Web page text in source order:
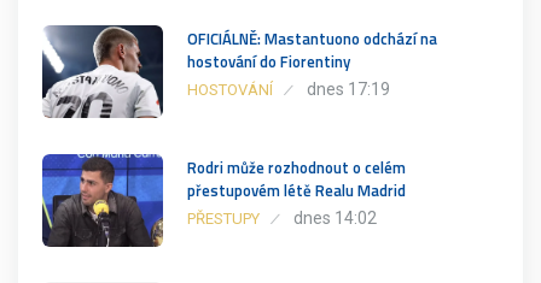
OFICIÁLNĚ: Mastantuono odchází na
hostování do Fiorentiny
HOSTOVÁNÍ dnes 17:19
Rodri může rozhodnout o celém
přestupovém létě Realu Madrid
PŘESTUPY dnes 14:02